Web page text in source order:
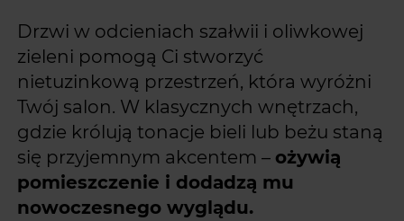
Drzwi w odcieniach szałwii i oliwkowej
zieleni pomogą Ci stworzyć
nietuzinkową przestrzeń, która wyróżni
Twój salon. W klasycznych wnętrzach,
gdzie królują tonacje bieli lub beżu staną
się przyjemnym akcentem – ożywią
pomieszczenie i dodadzą mu
nowoczesnego wyglądu.